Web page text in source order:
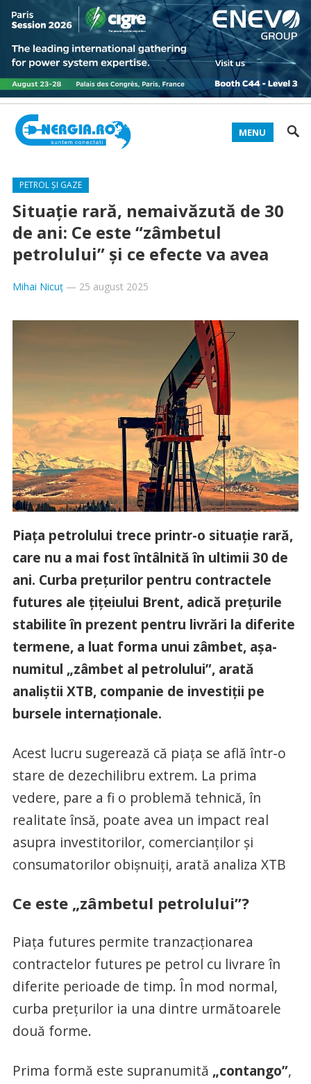
MENU
PETROL ȘI GAZE
Situație rară, nemaivăzută de 30
de ani: Ce este “zâmbetul
petrolului” și ce efecte va avea
Mihai Nicuț— 25 august 2025
Piața petrolului trece printr-o situație rară,
care nu a mai fost întâlnită în ultimii 30 de
ani. Curba prețurilor pentru contractele
futures ale țițeiului Brent, adică prețurile
stabilite în prezent pentru livrări la diferite
termene, a luat forma unui zâmbet, așa-
numitul „zâmbet al petrolului”, arată
analiștii XTB, companie de investiții pe
bursele internaționale.
Acest lucru sugerează că piața se află într-o
stare de dezechilibru extrem. La prima
vedere, pare a fi o problemă tehnică, în
realitate însă, poate avea un impact real
asupra investitorilor, comercianților și
consumatorilor obișnuiți, arată analiza XTB
Ce este „zâmbetul petrolului”?
Piața futures permite tranzacționarea
contractelor futures pe petrol cu livrare în
diferite perioade de timp. În mod normal,
curba prețurilor ia una dintre următoarele
două forme.
Prima formă este supranumită „contango”,